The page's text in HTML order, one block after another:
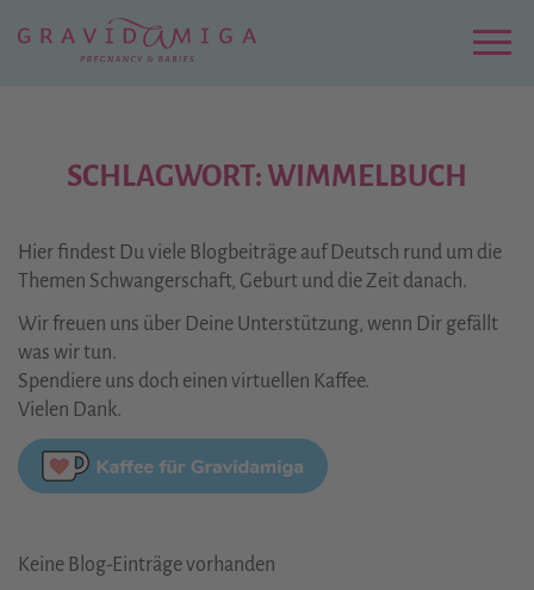
Hauptinhalt
SCHLAGWORT: WIMMELBUCH
Hier findest Du viele Blogbeiträge auf Deutsch rund um die
Themen Schwangerschaft, Geburt und die Zeit danach.
Wir freuen uns über Deine Unterstützung, wenn Dir gefällt
was wir tun.
Spendiere uns doch einen virtuellen Kaffee.
Vielen Dank.
Keine Blog-Einträge vorhanden